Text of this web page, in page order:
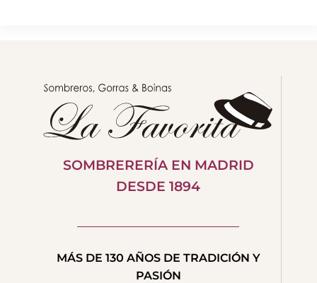
SOMBRERERÍA EN MADRID
DESDE 1894
MÁS DE 130 AÑOS DE TRADICIÓN Y
PASIÓN